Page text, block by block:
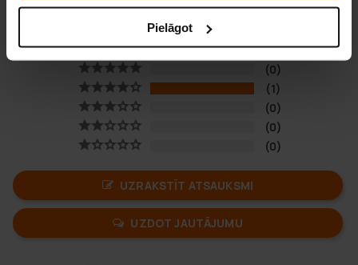
Pielāgot
Balstoties uz 1 autsauksmēm
0
1
0
0
0
UZRAKSTĪT ATSAUKSMI
UZDOT JAUTĀJUMU